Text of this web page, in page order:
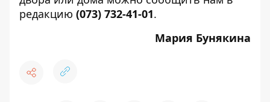
редакцию (073) 732-41-01.
Мария Бунякина